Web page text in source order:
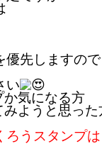
優先しますので
い
か気になる方
ようと思った
ろうスタンプ